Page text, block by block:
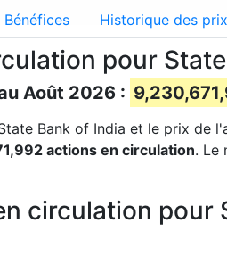
Bénéfices Historique des prix
pour
Août 2026 :
Bank of India et le prix
actions en circulation. Le
circulation pour